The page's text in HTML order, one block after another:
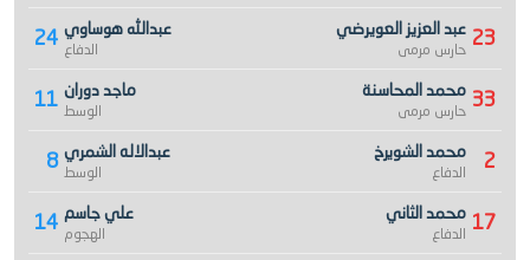
24 عبدالله هوساوي
الدفاع
11 ماجد دوران
الوسط
8 عبدالاله الشمري
الوسط
14 علي جاسم
الهجوم
23 عبد العزيز العويرضي
حارس مرمى
33 محمد المحاسنة
حارس مرمى
2 محمد الشويرخ
الدفاع
17 محمد الثاني
الدفاع